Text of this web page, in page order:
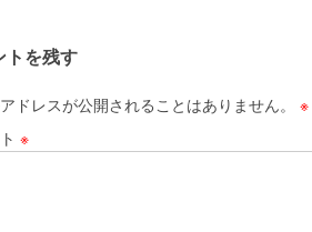
トを残す
ドレスが公開されることはありません。 ※
※